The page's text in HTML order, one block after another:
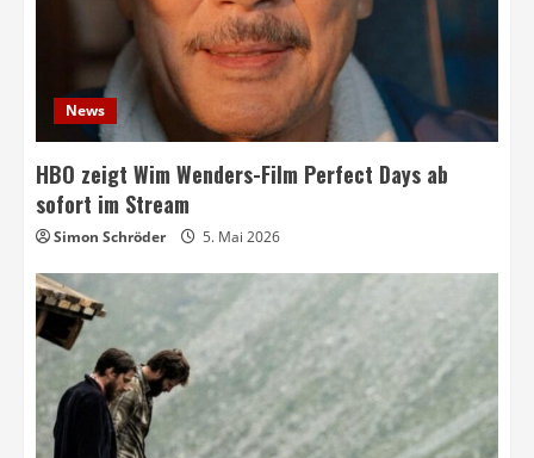
News
HBO zeigt Wim Wenders-Film Perfect Days ab
sofort im Stream
Simon Schröder 5. Mai 2026